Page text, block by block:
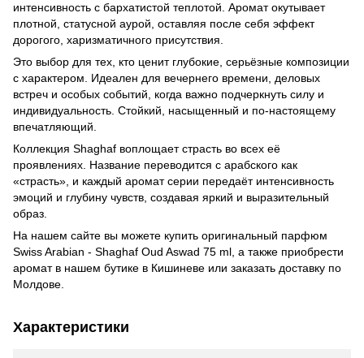
интенсивность с бархатистой теплотой. Аромат окутывает
плотной, статусной аурой, оставляя после себя эффект
дорогого, харизматичного присутствия.
Это выбор для тех, кто ценит глубокие, серьёзные композиции
с характером. Идеален для вечернего времени, деловых
встреч и особых событий, когда важно подчеркнуть силу и
индивидуальность. Стойкий, насыщенный и по-настоящему
впечатляющий.
Коллекция Shaghaf воплощает страсть во всех её
проявлениях. Название переводится с арабского как
«страсть», и каждый аромат серии передаёт интенсивность
эмоций и глубину чувств, создавая яркий и выразительный
образ.
На нашем сайте вы можете купить оригинальный парфюм
Swiss Arabian - Shaghaf Oud Aswad 75 ml, а также приобрести
аромат в нашем бутике в Кишиневе или заказать доставку по
Молдове.
Характеристики